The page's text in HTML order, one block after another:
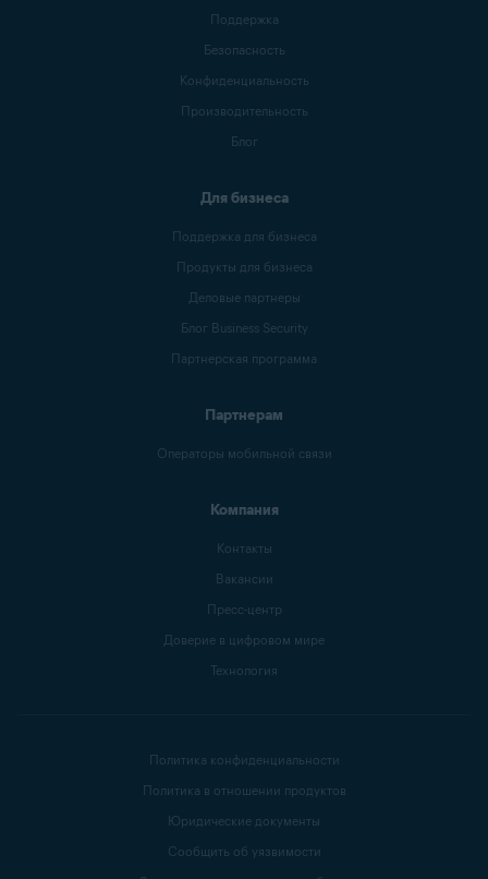
Поддержка
Безопасность
Конфиденциальность
Производительность
Блог
Для бизнеса
Поддержка для бизнеса
Продукты для бизнеса
Деловые партнеры
Блог Business Security
Партнерская программа
Партнерам
Операторы мобильной связи
Компания
Контакты
Вакансии
Пресс-центр
Доверие в цифровом мире
Технология
Политика конфиденциальности
Политика в отношении продуктов
Юридические документы
Сообщить об уязвимости